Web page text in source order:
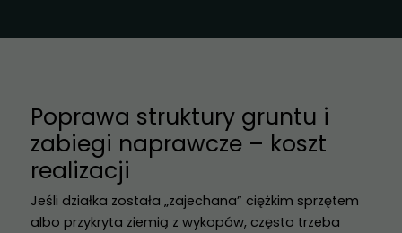
Poprawa struktury gruntu i
zabiegi naprawcze – koszt
realizacji
Jeśli działka została „zajechana” ciężkim sprzętem
albo przykryta ziemią z wykopów, często trzeba